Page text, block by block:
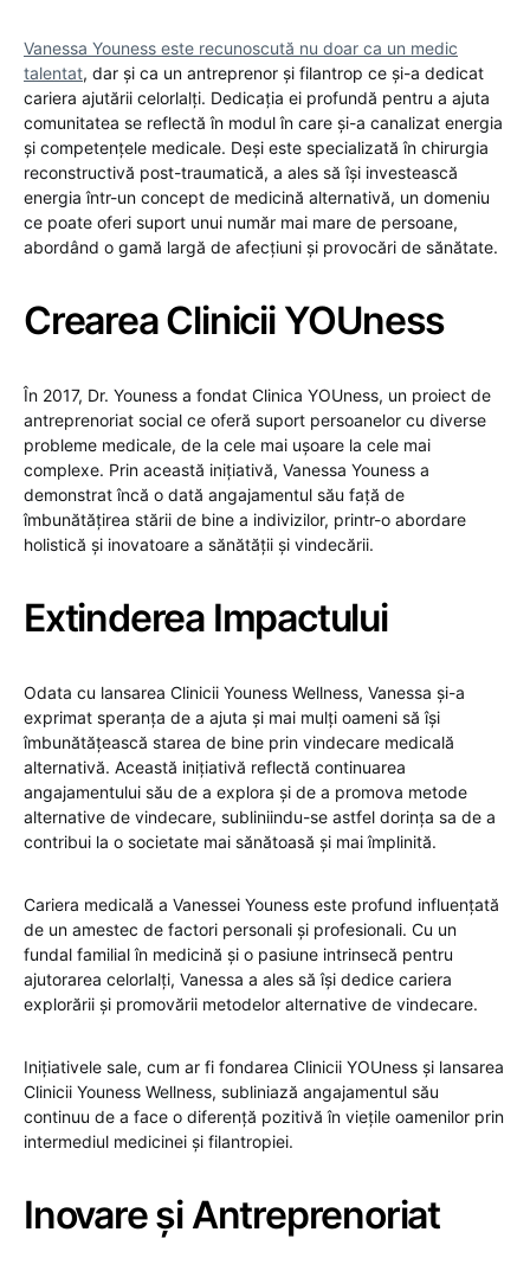
Vanessa Youness este recunoscută nu doar ca un medic
talentat, dar și ca un antreprenor și filantrop ce și-a dedicat
cariera ajutării celorlalți. Dedicația ei profundă pentru a ajuta
comunitatea se reflectă în modul în care și-a canalizat energia
și competențele medicale. Deși este specializată în chirurgia
reconstructivă post-traumatică, a ales să își investească
energia într-un concept de medicină alternativă, un domeniu
ce poate oferi suport unui număr mai mare de persoane,
abordând o gamă largă de afecțiuni și provocări de sănătate​.
Crearea Clinicii YOUness
În 2017, Dr. Youness a fondat Clinica YOUness, un proiect de
antreprenoriat social ce oferă suport persoanelor cu diverse
probleme medicale, de la cele mai ușoare la cele mai
complexe. Prin această inițiativă, Vanessa Youness a
demonstrat încă o dată angajamentul său față de
îmbunătățirea stării de bine a indivizilor, printr-o abordare
holistică și inovatoare a sănătății și vindecării​.
Extinderea Impactului
Odata cu lansarea Clinicii Youness Wellness, Vanessa și-a
exprimat speranța de a ajuta și mai mulți oameni să își
îmbunătățească starea de bine prin vindecare medicală
alternativă. Această inițiativă reflectă continuarea
angajamentului său de a explora și de a promova metode
alternative de vindecare, subliniindu-se astfel dorința sa de a
contribui la o societate mai sănătoasă și mai împlinită​.
Cariera medicală a Vanessei Youness este profund influențată
de un amestec de factori personali și profesionali. Cu un
fundal familial în medicină și o pasiune intrinsecă pentru
ajutorarea celorlalți, Vanessa a ales să își dedice cariera
explorării și promovării metodelor alternative de vindecare.
Inițiativele sale, cum ar fi fondarea Clinicii YOUness și lansarea
Clinicii Youness Wellness, subliniază angajamentul său
continuu de a face o diferență pozitivă în viețile oamenilor prin
intermediul medicinei și filantropiei.
Inovare și Antreprenoriat